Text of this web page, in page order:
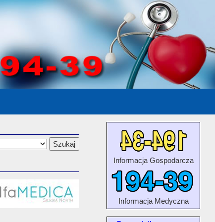
Informacja Gospodarcza
Informacja Medyczna